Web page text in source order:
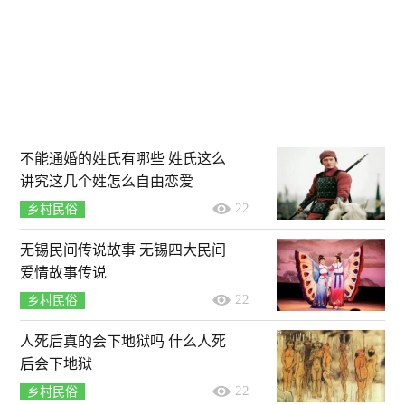
不能通婚的姓氏有哪些 姓氏这么
讲究这几个姓怎么自由恋爱
乡村民俗 22
无锡民间传说故事 无锡四大民间
爱情故事传说
乡村民俗 22
人死后真的会下地狱吗 什么人死
后会下地狱
乡村民俗 22